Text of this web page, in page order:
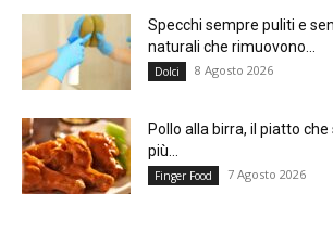
Specchi sempre puliti e
naturali che rimuovono...
Dolci 8 Agosto 2026
Pollo alla birra, il piatto
più...
Finger Food 7 Agosto 2026